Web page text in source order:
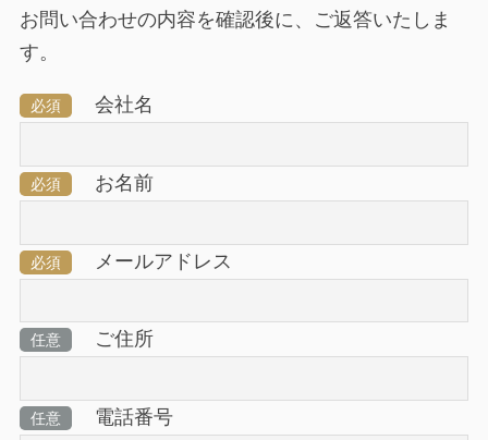
お問い合わせの内容を確認後に、ご返答いたしま
す。
必須 会社名
必須 お名前
必須 メールアドレス
任意 ご住所
任意 電話番号